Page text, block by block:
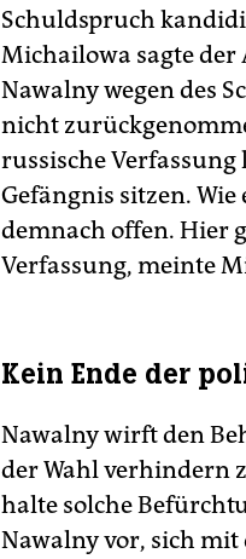
Schuldspruch
Michailowa sagte
Nawalny wegen des
nicht
russische
Gefängnis sitzen.
demnach offen. Hier
Verfassung, meinte
Kein Ende der
Nawalny wirft den
der Wahl verhindern
halte solche
Nawalny vor, sich